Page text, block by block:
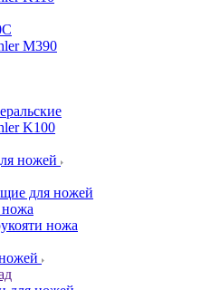
M390
K100
ножей
для ножей
ножа